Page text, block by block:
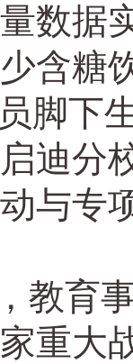
数据
含糖
脚下
迪分
与专
教育
重大